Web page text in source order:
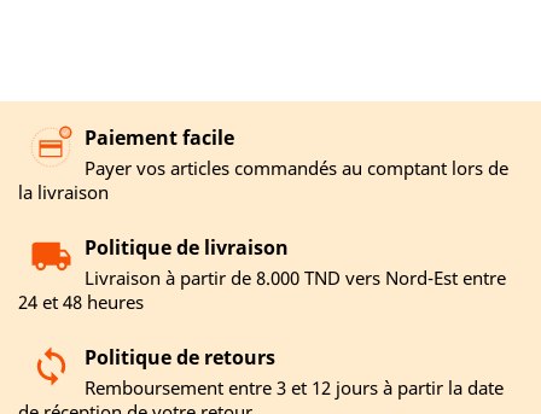
Paiement facile
Payer vos articles commandés au comptant lors de
la livraison
Politique de livraison
Livraison à partir de 8.000 TND vers Nord-Est entre
24 et 48 heures
Politique de retours
Remboursement entre 3 et 12 jours à partir la date